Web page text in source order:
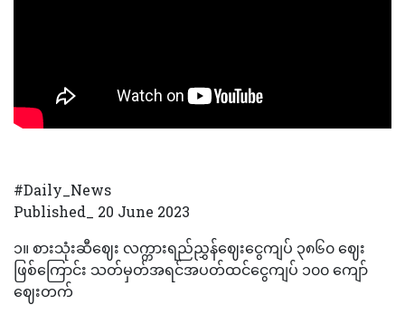
#Daily_News
Published_ 20 June 2023
၁။ စားသုံးဆီဈေး လက္ကားရည်ညွှန်ဈေးငွေကျပ် ၃၈၆၀ ဈေး
ဖြစ်ကြောင်း သတ်မှတ်အရင်အပတ်ထင်ငွေကျပ် ၁၀၀ ကျော်
ဈေးတက်